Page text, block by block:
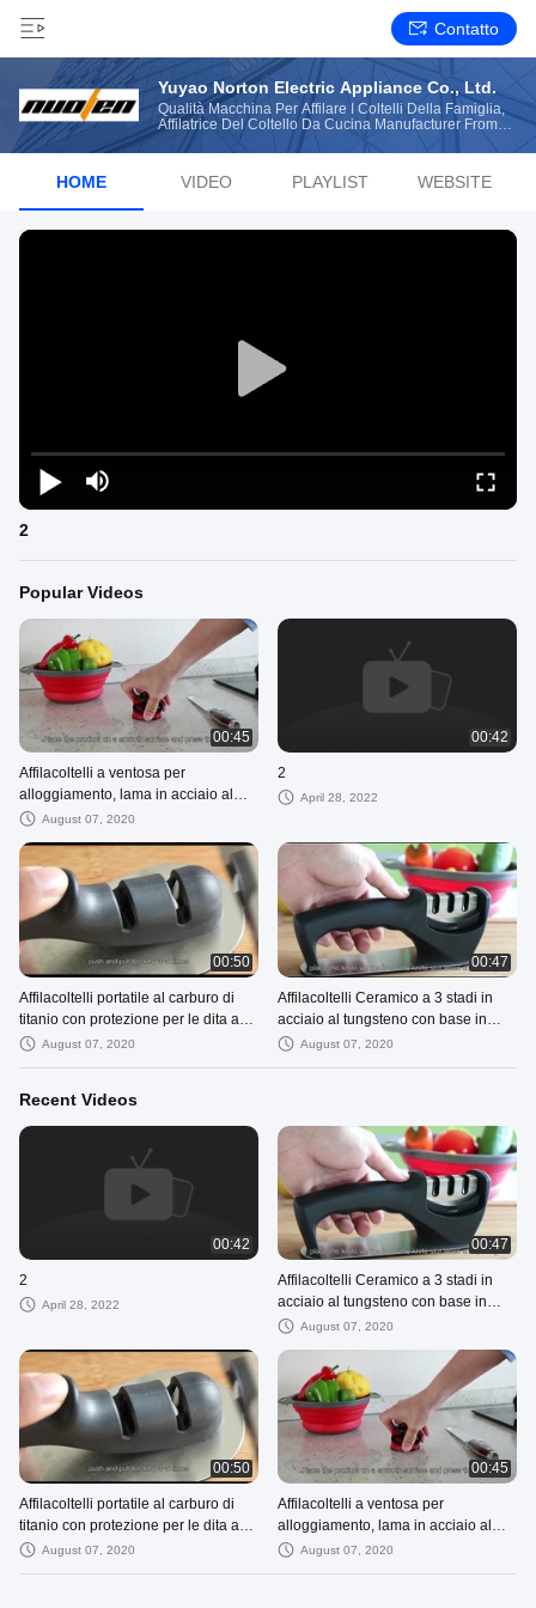
Contatto
Yuyao Norton Electric Appliance Co., Ltd.
Qualità Macchina Per Affilare I Coltelli Della Famiglia,
Affilatrice Del Coltello Da Cucina Manufacturer From
HOME VIDEO PLAYLIST WEBSITE
2
Popular Videos
00:45
Affilacoltelli a ventosa per
alloggiamento, lama in acciaio al
tungsteno antiscivolo
August 07, 2020
00:42
2
April 28, 2022
00:50
Affilacoltelli portatile al carburo di
titanio con protezione per le dita a
due stadi
August 07, 2020
00:47
Affilacoltelli Ceramico a 3 stadi in
acciaio al tungsteno con base in
gommaAugust 07, 2020
Recent Videos
00:42
2
April 28, 2022
00:47
Affilacoltelli Ceramico a 3 stadi in
acciaio al tungsteno con base in
gommaAugust 07, 2020
00:50
Affilacoltelli portatile al carburo di
titanio con protezione per le dita a
due stadi
August 07, 2020
00:45
Affilacoltelli a ventosa per
alloggiamento, lama in acciaio al
tungsteno antiscivolo
August 07, 2020